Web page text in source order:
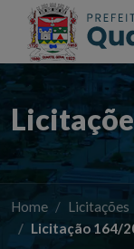
Acessibilidade Início
Home
Licitações
Licitação 164/